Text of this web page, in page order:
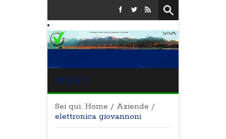
MENU
Sei qui: Home / Aziende /
elettronica giovannoni